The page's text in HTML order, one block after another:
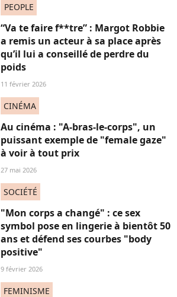
PEOPLE
“Va te faire f**tre” : Margot Robbie
a remis un acteur à sa place après
qu’il lui a conseillé de perdre du
poids
11 février 2026
CINÉMA
Au cinéma : "A-bras-le-corps", un
puissant exemple de "female gaze"
à voir à tout prix
27 mai 2026
SOCIÉTÉ
"Mon corps a changé" : ce sex
symbol pose en lingerie à bientôt 50
ans et défend ses courbes "body
positive"
9 février 2026
FEMINISME